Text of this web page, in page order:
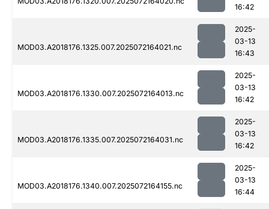
16:42
MOD03.A2018176.1325.007.2025072164021.nc
2025-
03-13
16:43
MOD03.A2018176.1330.007.2025072164013.nc
2025-
03-13
16:42
MOD03.A2018176.1335.007.2025072164031.nc
2025-
03-13
16:42
MOD03.A2018176.1340.007.2025072164155.nc
2025-
03-13
16:44